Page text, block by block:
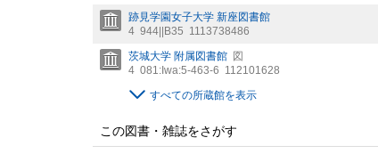
跡見学園女子大学 新座図書館
4 944||B35 1113738486
茨城大学 附属図書館 図
4 081:Iwa:5-463-6 112101628
すべての所蔵館を表示
この図書・雑誌をさがす